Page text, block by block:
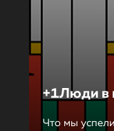
+1Люди в
Что мы